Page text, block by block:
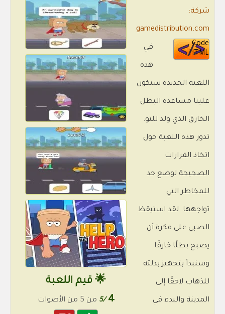
🌟 قيم اللعبة
4
/5 من 5 من الأصوات
شركة:
gamedistribution.com
Code
HTML
في
هذه
اللعبة الجديدة سيكون
علينا مساعدة البطل
الخارق الذي ولد للتو.
تدور هذه اللعبة حول
اتخاذ القرارات
الصحيحة لوضع حد
للمخاطر التي
تواجهها. لقد استيقظ
الصبي على فكرة أن
يصبح بطلًا خارقًا
وسنبدأ بتجهيز بدلته
للذهاب لاحقًا إلى
المدينة والبدء في